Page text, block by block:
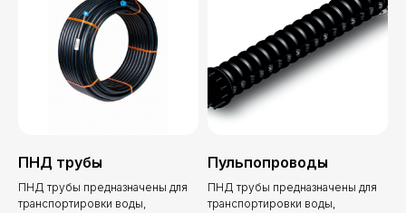
ПНД трубы
ПНД трубы предназначены для
транспортировки воды,
Пульпопроводы
ПНД трубы предназначены для
транспортировки воды,